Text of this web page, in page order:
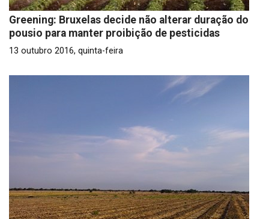
Greening: Bruxelas decide não alterar duração do
pousio para manter proibição de pesticidas
13 outubro 2016, quinta-feira